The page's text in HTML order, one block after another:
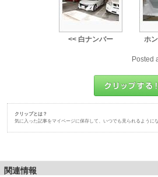
<< 白ナンバー ホ
Posted
クリップとは？
気に入った記事をマイページに保存して、いつでも見られるようにな
関連情報